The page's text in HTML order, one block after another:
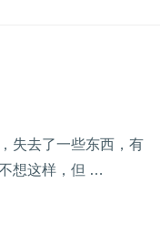
失去了一些东西，有
想这样，但 …